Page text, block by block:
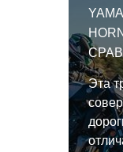
Эта